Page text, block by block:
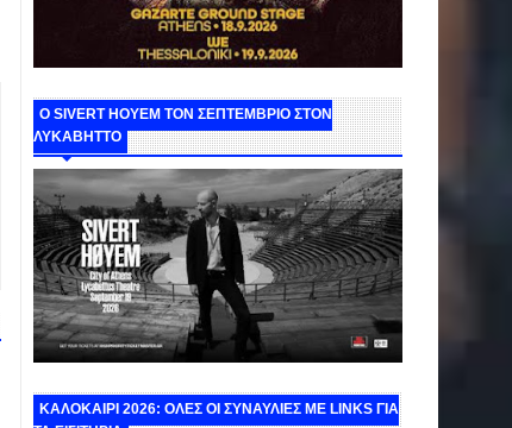
Ο SIVERT HOYEM ΤΟΝ ΣΕΠΤΕΜΒΡΙΟ ΣΤΟΝ
ΛΥΚΑΒΗΤΤΟ
ΚΑΛΟΚΑΙΡΙ 2026: ΟΛΕΣ ΟΙ ΣΥΝΑΥΛΙΕΣ ΜΕ LINKS ΓΙΑ